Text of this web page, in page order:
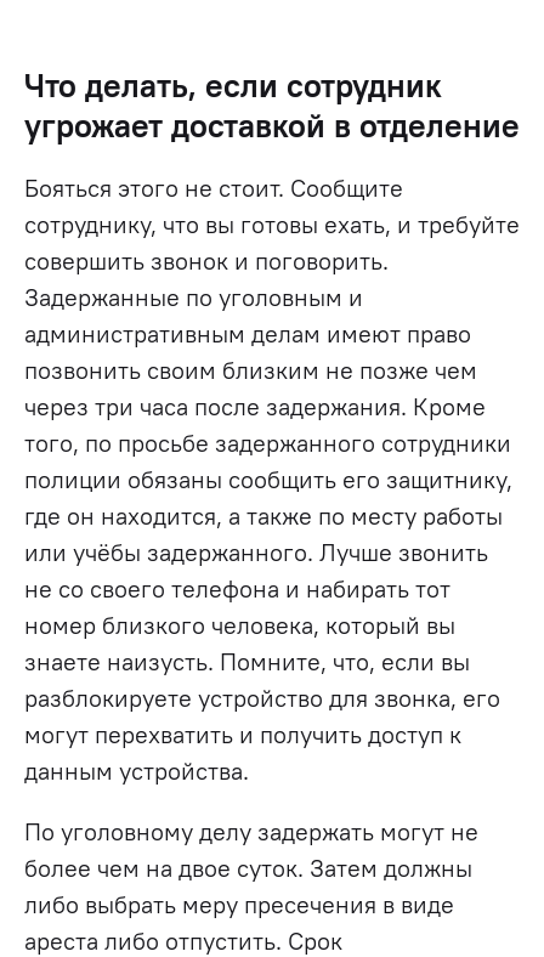
Что делать, если сотрудник
угрожает доставкой в отделение
Бояться этого не стоит. Сообщите
сотруднику, что вы готовы ехать, и требуйте
совершить звонок и поговорить.
Задержанные по уголовным и
административным делам имеют право
позвонить своим близким не позже чем
через три часа после задержания. Кроме
того, по просьбе задержанного сотрудники
полиции обязаны сообщить его защитнику,
где он находится, а также по месту работы
или учёбы задержанного. Лучше звонить
не со своего телефона и набирать тот
номер близкого человека, который вы
знаете наизусть. Помните, что, если вы
разблокируете устройство для звонка, его
могут перехватить и получить доступ к
данным устройства.
По уголовному делу задержать могут не
более чем на двое суток. Затем должны
либо выбрать меру пресечения в виде
ареста либо отпустить. Срок